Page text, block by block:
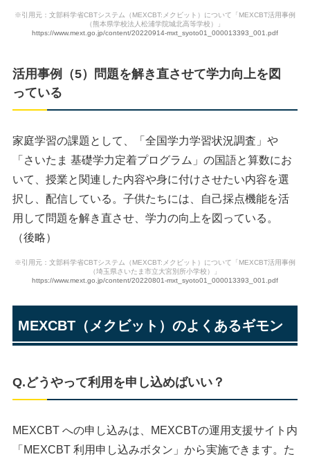
※引用元：文部科学省CBTシステム（MEXCBT:メクビット）について「MEXCBT活用事例
（熊本県学校法人松浦学院城北高等学校）」
https://www.mext.go.jp/content/20220914-mxt_syoto01_000013393_001.pdf
活用事例（5）問題を解き直させて学力向上を図
っている
家庭学習の課題として、「全国学力学習状況調査」や
「さいたま 基礎学力定着プログラム」の国語と算数にお
いて、授業と関連した内容や身に付けさせたい内容を選
択し、配信している。子供たちには、自己採点機能を活
用して問題を解き直させ、学力の向上を図っている。
（後略）
※引用元：文部科学省CBTシステム（MEXCBT:メクビット）について「MEXCBT活用事例
（埼玉県さいたま市立大宮別所小学校）」
https://www.mext.go.jp/content/20220801-mxt_syoto01_000013393_001.pdf
MEXCBT（メクビット）のよくあるギモン
Q.どうやって利用を申し込めばいい？
MEXCBT への申し込みは、MEXCBTの運用支援サイト内
「MEXCBT 利用申し込みボタン」から実施できます。た